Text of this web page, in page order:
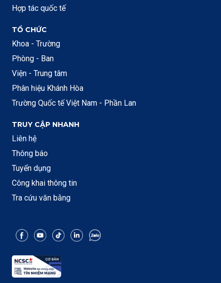
Hợp tác quốc tế
TỔ CHỨC
Khoa - Trường
Phòng - Ban
Viện - Trung tâm
Phân hiệu Khánh Hòa
Trường Quốc tế Việt Nam - Phần Lan
TRUY CẬP NHANH
Liên hệ
Thông báo
Tuyển dụng
Công khai thông tin
Tra cứu văn bằng